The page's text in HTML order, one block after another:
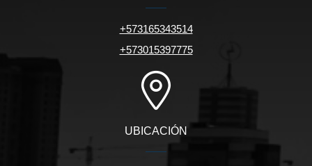
+573165343514
+573015397775
UBICACIÓN